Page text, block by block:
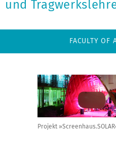
und
FACULTY OF
Projekt